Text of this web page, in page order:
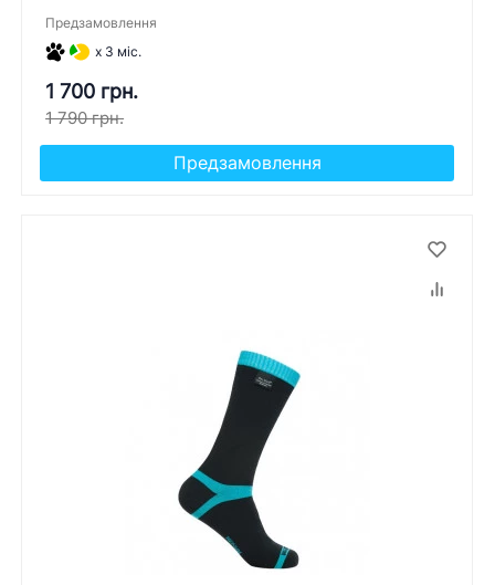
Предзамовлення
x 3 міс.
1 700 грн.
1 790 грн.
Предзамовлення